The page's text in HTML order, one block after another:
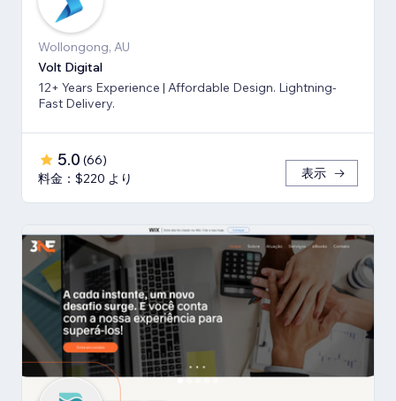
Wollongong, AU
Volt Digital
12+ Years Experience | Affordable Design. Lightning-
Fast Delivery.
5.0 (66)
料金：$220 より
表示